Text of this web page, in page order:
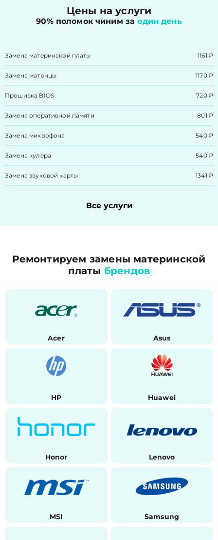
Цены на услуги
90% поломок чиним заодин день
Замена материнской платы 1161 ₽
Замена матрицы 1170 ₽
Прошивка BIOS 720 ₽
Замена оперативной памяти 801 ₽
Замена микрофона 540 ₽
Замена кулера 540 ₽
Замена звуковой карты 1341 ₽
Все услуги
Ремонтируем замены материнской
платы брендов
Acer Asus
HP Huawei
Honor Lenovo
MSI Samsung